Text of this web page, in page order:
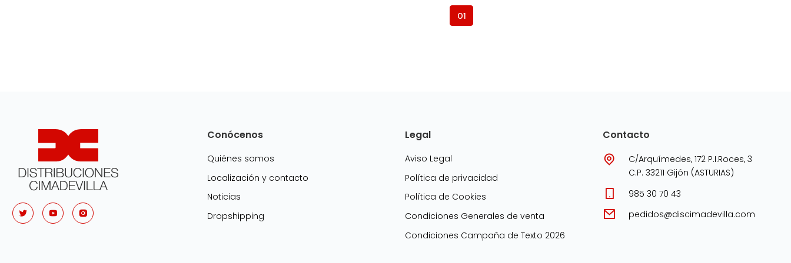
01
Conócenos
Quiénes somos
Localización y contacto
Noticias
Dropshipping
Legal
Aviso Legal
Política de privacidad
Política de Cookies
Condiciones Generales de venta
Condiciones Campaña de Texto 2026
Contacto
C/Arquímedes, 172 P.I.Roces, 3
C.P. 33211 Gijón (ASTURIAS)
985 30 70 43
pedidos@discimadevilla.com